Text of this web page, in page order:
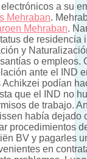
a su
Mehraban.
Mehraban.
de residencia
y
o empleos.
ante el IND
podían
que el IND no
de trabajo.
había dejado
procedimientos
BV y pagarles
en